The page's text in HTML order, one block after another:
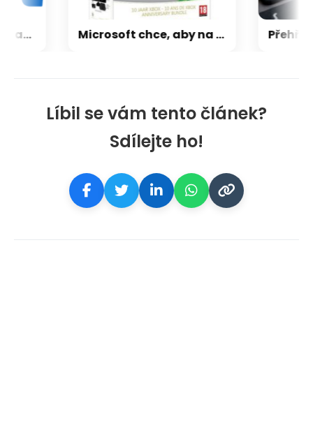
Líbil se vám tento článek?
Sdílejte ho!
CXMT odmítla požadavky Applu, nenechá si diktovat ceny Microsoft chce, aby na Xbox Helix běhaly všechny hry, které kdy vyšly pro Xbox